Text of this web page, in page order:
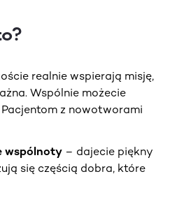
realnie wspierają misję,
Wspólnie możecie
z nowotworami
wspólnoty – dajecie piękny
się częścią dobra, które